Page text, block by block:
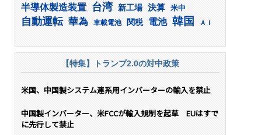
半導体製造装置 台湾 新工場 決算 米中
自動運転 華為 車載電池 関税 電池 韓国 ＡＩ
【特集】トランプ2.0の対中政策
米国、中国製システム連系用インバーターの輸入を禁止
中国製インバーター、米FCCが輸入規制を起草 EUはすで
に先行して禁止